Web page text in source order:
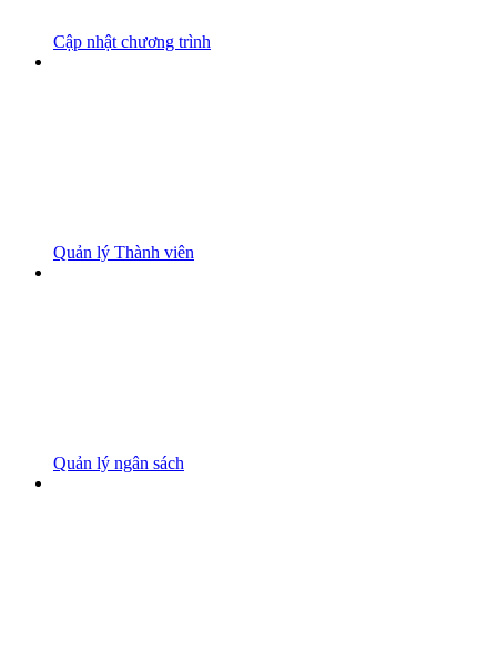
Cập nhật chương trình
Quản lý Thành viên
Quản lý ngân sách